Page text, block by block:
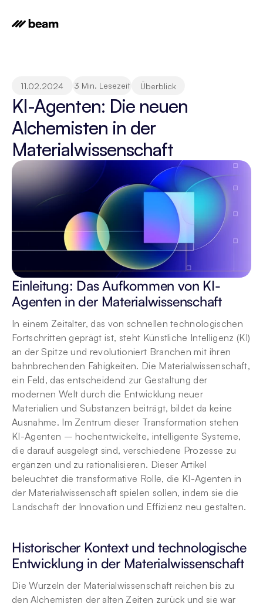
11.02.2024 3 Min. Lesezeit Überblick
KI-Agenten: Die neuen
Alchemisten in der
Materialwissenschaft
Einleitung: Das Aufkommen von KI-
Agenten in der Materialwissenschaft
In einem Zeitalter, das von schnellen technologischen
Fortschritten geprägt ist, steht Künstliche Intelligenz (KI)
an der Spitze und revolutioniert Branchen mit ihren
bahnbrechenden Fähigkeiten. Die Materialwissenschaft,
ein Feld, das entscheidend zur Gestaltung der
modernen Welt durch die Entwicklung neuer
Materialien und Substanzen beiträgt, bildet da keine
Ausnahme. Im Zentrum dieser Transformation stehen
KI-Agenten – hochentwickelte, intelligente Systeme,
die darauf ausgelegt sind, verschiedene Prozesse zu
ergänzen und zu rationalisieren. Dieser Artikel
beleuchtet die transformative Rolle, die KI-Agenten in
der Materialwissenschaft spielen sollen, indem sie die
Landschaft der Innovation und Effizienz neu gestalten.
Historischer Kontext und technologische
Entwicklung in der Materialwissenschaft
Die Wurzeln der Materialwissenschaft reichen bis zu
den Alchemisten der alten Zeiten zurück und sie war